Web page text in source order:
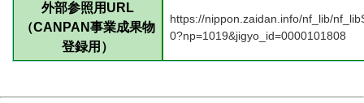
外部参照用URL
（CANPAN事業成果物
登録用）
https://nippon.zaidan.info/nf_lib/
0?np=1019&jigyo_id=0000101808